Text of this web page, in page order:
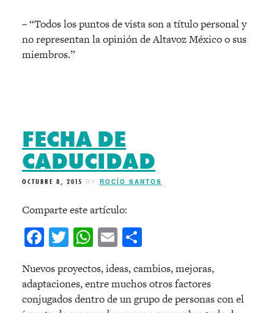
– “Todos los puntos de vista son a título personal y
no representan la opinión de Altavoz México o sus
miembros.”
FECHA DE
CADUCIDAD
OCTUBRE 8, 2015 BY ROCÍO SANTOS
Comparte este artículo:
Facebook
Twitter
WhatsApp
Email
Nuevos proyectos, ideas, cambios, mejoras,
adaptaciones, entre muchos otros factores
conjugados dentro de un grupo de personas con el